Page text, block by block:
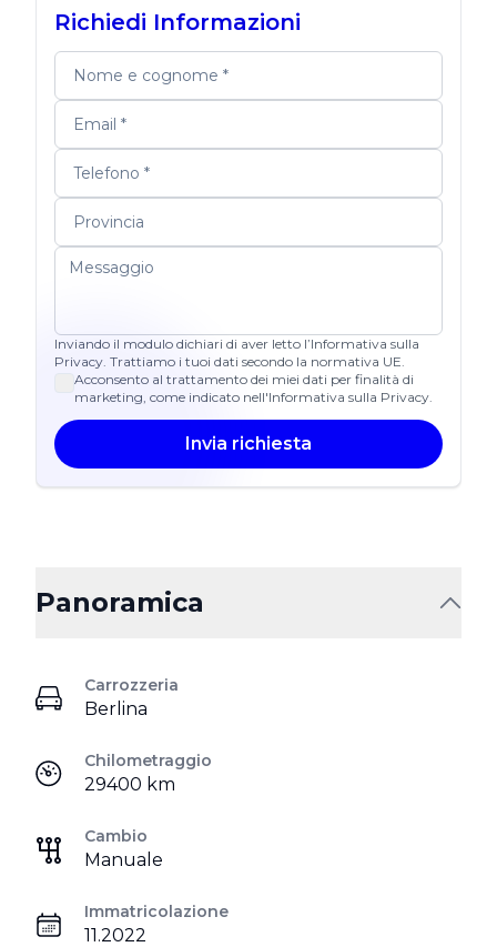
Richiedi Informazioni
Inviando il modulo dichiari di aver letto l’Informativa sulla
Privacy. Trattiamo i tuoi dati secondo la normativa UE.
Acconsento al trattamento dei miei dati per finalità di
marketing, come indicato nell'Informativa sulla Privacy.
Invia richiesta
Panoramica
Carrozzeria
Berlina
Chilometraggio
29400 km
Cambio
Manuale
Immatricolazione
11.2022